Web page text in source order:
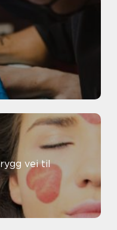
vei til